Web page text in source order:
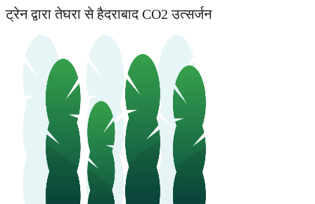
Hyderabad
ट्रेन द्वारा तेघरा से हैदराबाद CO2 उत्सर्जन